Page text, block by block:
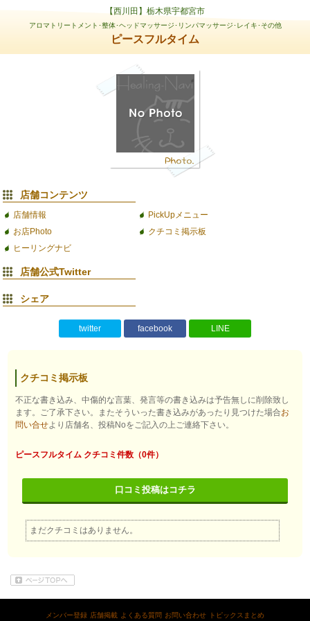
【西川田】栃木県宇都宮市
アロマトリートメント･整体･ヘッドマッサージ･リンパマッサージ･レイキ･その他
ピースフルタイム
店舗コンテンツ
店舗情報
PickUpメニュー
お店Photo
クチコミ掲示板
ヒーリングナビ
店舗公式Twitter
シェア
twitter facebook LINE
クチコミ掲示板
不正な書き込み、中傷的な言葉、発言等の書き込みは予告無しに削除致し
ます。ご了承下さい。またそういった書き込みがあったり見つけた場合お
問い合せより店舗名、投稿Noをご記入の上ご連絡下さい。
ピースフルタイム クチコミ件数（0件）
口コミ投稿はコチラ
まだクチコミはありません。
メンバー登録 店舗掲載 よくある質問 お問い合わせ トピックスまとめ